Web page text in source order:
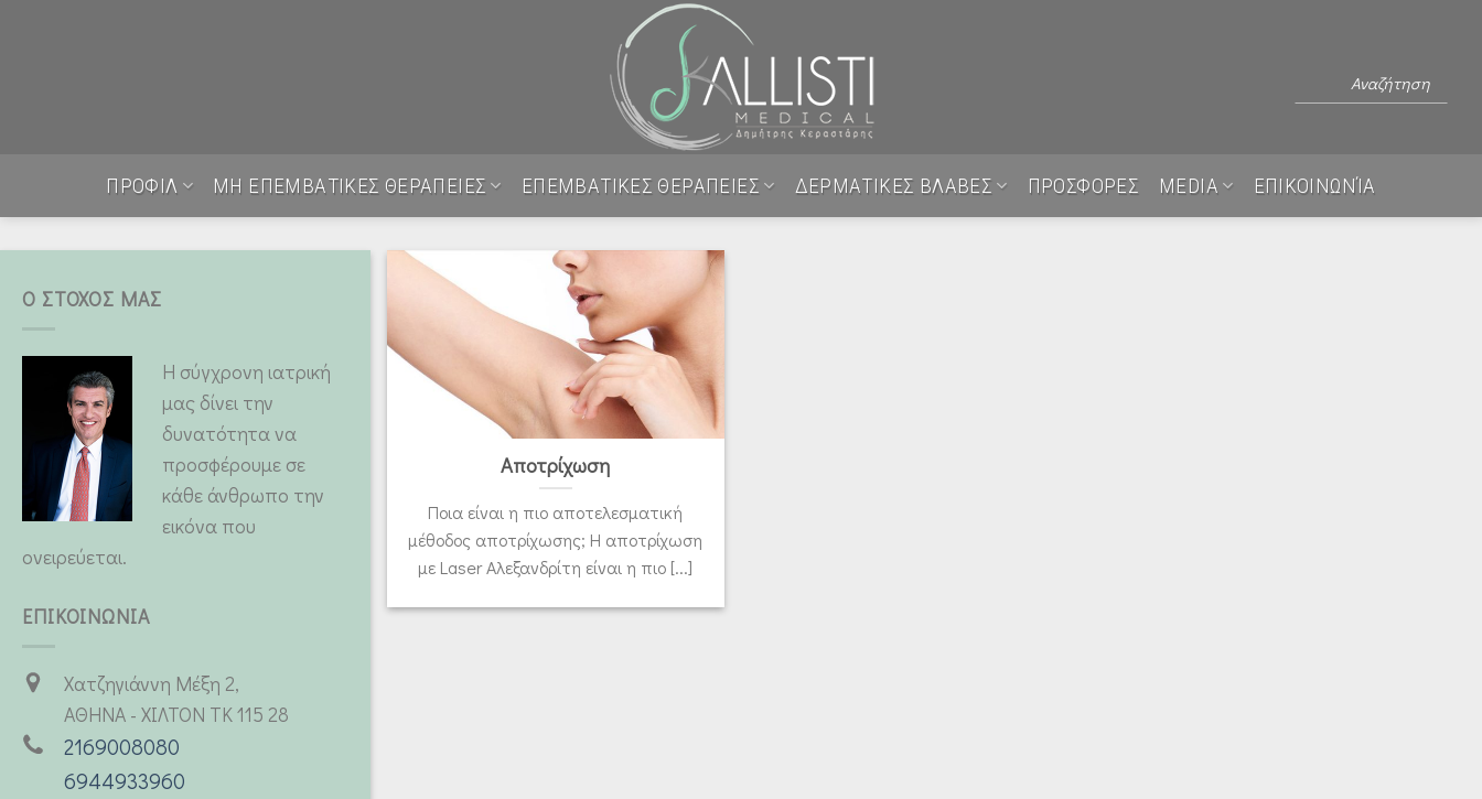
ΠΡΟΦΙΛ ΜΗ ΕΠΕΜΒΑΤΙΚΕΣ ΘΕΡΑΠΕΙΕΣ ΕΠΕΜΒΑΤΙΚΕΣ ΘΕΡΑΠΕΙΕΣ ΔΕΡΜΑΤΙΚΕΣ ΒΛΑΒΕΣ ΠΡΟΣΦΟΡΕΣ MEDIA ΕΠΙΚΟΙΝΩΝΊΑ
Ο ΣΤΟΧΟΣ ΜΑΣ
Η σύγχρονη ιατρική
μας δίνει την
δυνατότητα να
προσφέρουμε σε
κάθε άνθρωπο την
εικόνα που
ονειρεύεται.
ΕΠΙΚΟΙΝΩΝΙΑ
Χατζηγιάννη Μέξη 2,
ΑΘΗΝΑ - ΧΙΛΤΟΝ ΤΚ 115 28
2169008080
6944933960
Αποτρίχωση
Ποια είναι η πιο αποτελεσματική
μέθοδος αποτρίχωσης; Η αποτρίχωση
με Laser Αλεξανδρίτη είναι η πιο [...]